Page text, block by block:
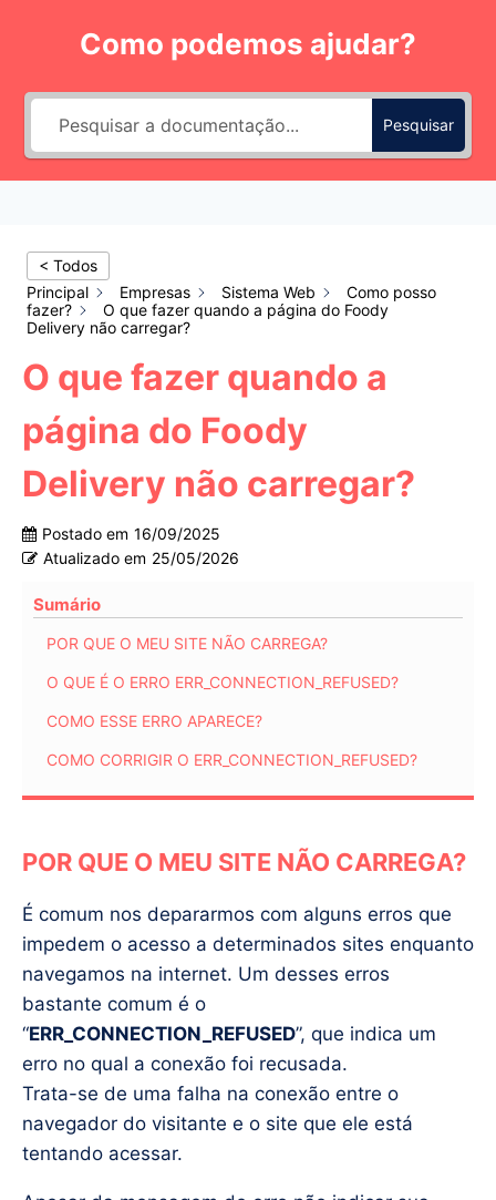
Conteúdo
Como podemos ajudar?
Pesquisar
< Todos
Principal
Empresas Sistema Web
Como posso
fazer?
O que fazer quando a página do Foody
Delivery não carregar?
O que fazer quando a
página do Foody
Delivery não carregar?
Postado em 16/09/2025
Atualizado em 25/05/2026
Sumário
POR QUE O MEU SITE NÃO CARREGA?
O QUE É O ERRO ERR_CONNECTION_REFUSED?
COMO ESSE ERRO APARECE?
COMO CORRIGIR O ERR_CONNECTION_REFUSED?
POR QUE O MEU SITE NÃO CARREGA?
É comum nos depararmos com alguns erros que
impedem o acesso a determinados sites enquanto
navegamos na internet. Um desses erros
bastante comum é o
“ERR_CONNECTION_REFUSED”, que indica um
erro no qual a conexão foi recusada.
Trata-se de uma falha na conexão entre o
navegador do visitante e o site que ele está
tentando acessar.